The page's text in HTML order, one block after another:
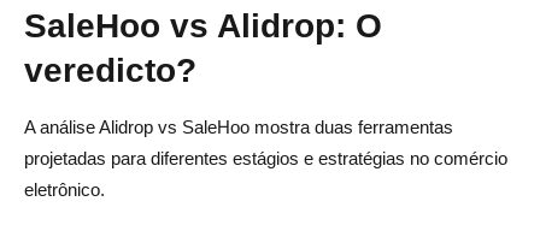
SaleHoo vs Alidrop: O
veredicto?
A análise Alidrop vs SaleHoo mostra duas ferramentas
projetadas para diferentes estágios e estratégias no comércio
eletrônico.